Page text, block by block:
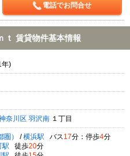
電話でお問合せ
賃貸物件基本情報
年)
奈川区 羽沢南 １丁目
圏） / 横浜駅 バス 17分：停歩4分
駅 徒歩20分